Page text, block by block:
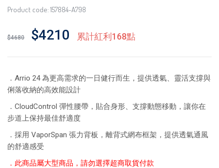
Product code: 157884-A798
$4680 $4210 累計紅利168點
．Arrio 24 為更高需求的一日健行而生，提供透氣、靈活支撐與
俐落收納的高效能設計
．CloudControl 彈性腰帶，貼合身形、支撐動態移動，讓你在
步道上保持最佳舒適度
．採用 VaporSpan 張力背板，離背式網布框架，提供透氣通風
的舒適感受
．此商品屬大型商品，請勿選擇超商取貨付款